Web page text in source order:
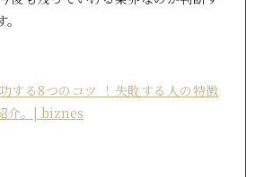
する8つのコツ ！失敗する人の特徴
介。| biznes